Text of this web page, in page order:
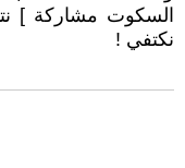
السكوت مشاركة ]
نكتفي !